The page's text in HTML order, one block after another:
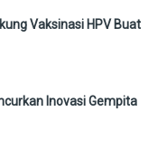
Vaksinasi HPV Buat
Inovasi Gempita